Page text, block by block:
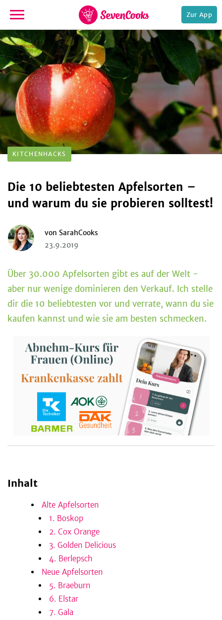
zur
Startseite
Zur App
KITCHENHACKS
Die 10 beliebtesten Apfelsorten –
und warum du sie probieren solltest!
von SarahCooks
23.9.2019
Über 30.000 Apfelsorten gibt es auf der Welt -
aber nur wenige dominieren den Verkauf. Ich stelle
dir die 10 beliebtesten vor und verrate, wann du sie
kaufen kannst und wie sie am besten schmecken.
Inhalt
Alte Apfelsorten
1. Boskop
2. Cox Orange
3. Golden Delicious
4. Berlepsch
Neue Apfelsorten
5. Braeburn
6. Elstar
7. Gala